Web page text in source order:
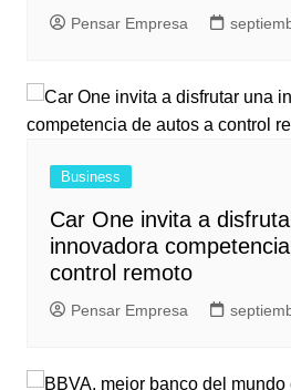
Pensar Empresa
Business
Car One invita a
innovadora
control remoto
Pensar Empresa